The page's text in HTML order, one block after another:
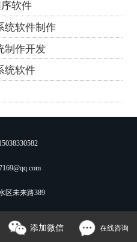
软件
统软件制作
制作开发
统软件
区未来路389
添加微信 在线咨询